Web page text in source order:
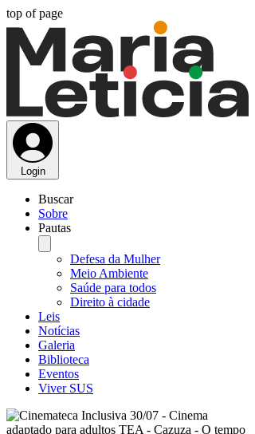
top of page
Login
Buscar
Sobre
Pautas
Defesa da Mulher
Meio Ambiente
Saúde para todos
Direito à cidade
Leis
Notícias
Galeria
Biblioteca
Eventos
Viver SUS